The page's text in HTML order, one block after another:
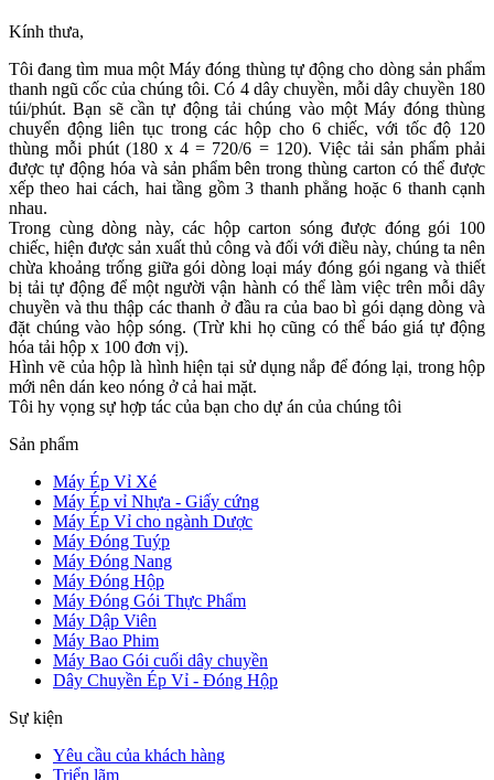
Kính thưa,
Tôi đang tìm mua một Máy đóng thùng tự động cho dòng sản phẩm
thanh ngũ cốc của chúng tôi. Có 4 dây chuyền, mỗi dây chuyền 180
túi/phút. Bạn sẽ cần tự động tải chúng vào một Máy đóng thùng
chuyển động liên tục trong các hộp cho 6 chiếc, với tốc độ 120
thùng mỗi phút (180 x 4 = 720/6 = 120). Việc tải sản phẩm phải
được tự động hóa và sản phẩm bên trong thùng carton có thể được
xếp theo hai cách, hai tầng gồm 3 thanh phẳng hoặc 6 thanh cạnh
nhau.
Trong cùng dòng này, các hộp carton sóng được đóng gói 100
chiếc, hiện được sản xuất thủ công và đối với điều này, chúng ta nên
chừa khoảng trống giữa gói dòng loại máy đóng gói ngang và thiết
bị tải tự động để một người vận hành có thể làm việc trên mỗi dây
chuyền và thu thập các thanh ở đầu ra của bao bì gói dạng dòng và
đặt chúng vào hộp sóng. (Trừ khi họ cũng có thể báo giá tự động
hóa tải hộp x 100 đơn vị).
Hình vẽ của hộp là hình hiện tại sử dụng nắp để đóng lại, trong hộp
mới nên dán keo nóng ở cả hai mặt.
Tôi hy vọng sự hợp tác của bạn cho dự án của chúng tôi
Sản phẩm
Máy Ép Vỉ Xé
Máy Ép vỉ Nhựa - Giấy cứng
Máy Ép Vỉ cho ngành Dược
Máy Đóng Tuýp
Máy Đóng Nang
Máy Đóng Hộp
Máy Đóng Gói Thực Phẩm
Máy Dập Viên
Máy Bao Phim
Máy Bao Gói cuối dây chuyền
Dây Chuyền Ép Vỉ - Đóng Hộp
Sự kiện
Yêu cầu của khách hàng
Triển lãm